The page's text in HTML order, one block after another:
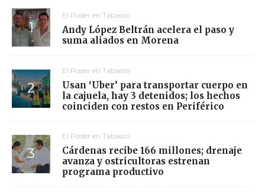
El Poder en Tabasco
Andy López Beltrán acelera el paso y
suma aliados en Morena
El Poder en Tabasco
Usan ‘Uber’ para transportar cuerpo en
la cajuela, hay 3 detenidos; los hechos
coinciden con restos en Periférico
El Poder en Tabasco
Cárdenas recibe 166 millones; drenaje
avanza y ostricultoras estrenan
programa productivo